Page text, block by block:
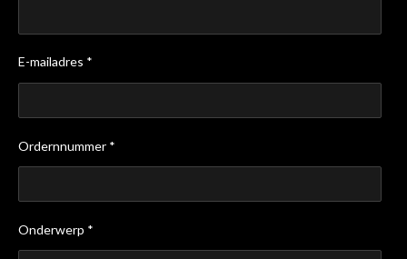
E-mailadres *
Ordernnummer *
Onderwerp *